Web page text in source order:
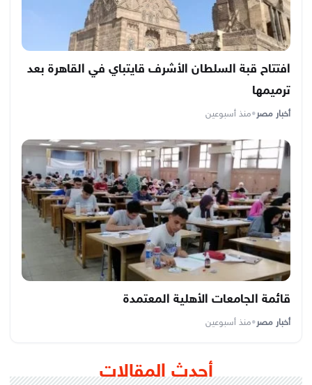
افتتاح قبة السلطان الأشرف قايتباي في القاهرة بعد
ترميمها
أخبار مصر•منذ أسبوعين
قائمة الجامعات الأهلية المعتمدة
أخبار مصر•منذ أسبوعين
أحدث المقالات